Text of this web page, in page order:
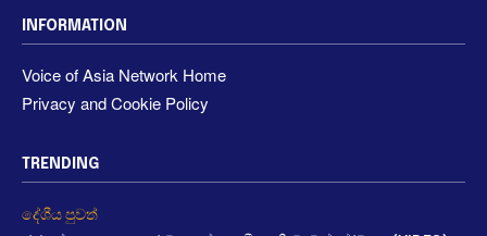
INFORMATION
Voice of Asia Network Home
Privacy and Cookie Policy
TRENDING
දේශීය පුවත්